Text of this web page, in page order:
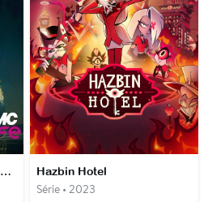
Le naufrage du Titanic : nouvelles révélations Hazbin Hotel
Série • 2023